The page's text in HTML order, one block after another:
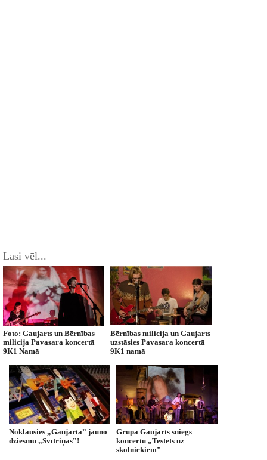
Lasi vēl...
Foto: Gaujarts un Bērnības
milicija Pavasara koncertā
9K1 Namā
Bērnības milicija un Gaujarts
uzstāsies Pavasara koncertā
9K1 namā
Noklausies „Gaujarta” jauno
dziesmu „Svītriņas”!
Grupa Gaujarts sniegs
koncertu „Testēts uz
skolniekiem”